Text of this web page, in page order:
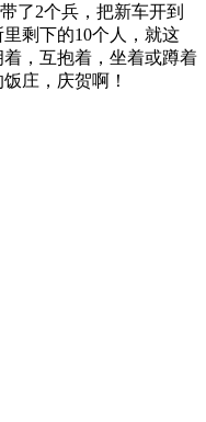
了2个兵，把新车开到
剩下的10个人，就这
，互抱着，坐着或蹲着
庄，庆贺啊！